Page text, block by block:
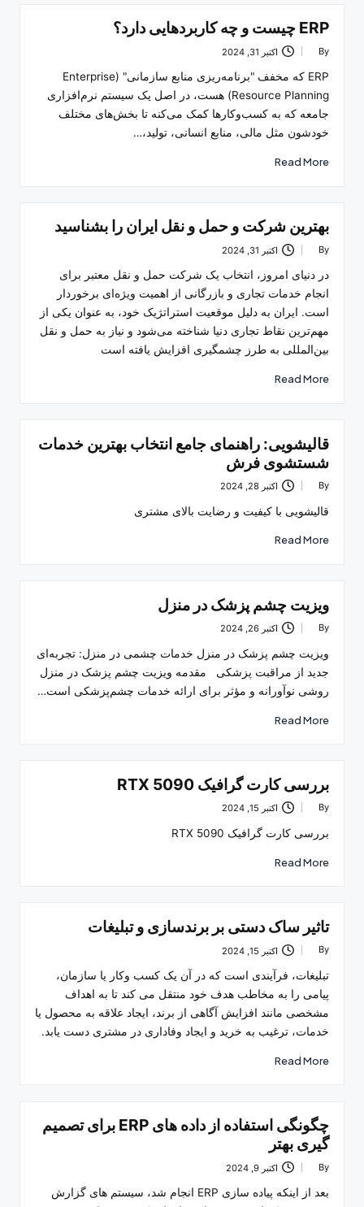
ERP چیست و چه کاربردهایی دارد؟
Posted
By اکتبر 31, 2024
ERP که مخفف "برنامه‌ریزی منابع سازمانی" (Enterprise
Resource Planning) هست، در اصل یک سیستم نرم‌افزاری
جامعه که به کسب‌وکارها کمک می‌کنه تا بخش‌های مختلف
خودشون مثل مالی، منابع انسانی، تولید،…
Read More
بهترین شرکت و حمل و نقل ایران را بشناسید
Posted
By اکتبر 31, 2024
در دنیای امروز، انتخاب یک شرکت حمل و نقل معتبر برای
انجام خدمات تجاری و بازرگانی از اهمیت ویژه‌ای برخوردار
است. ایران به دلیل موقعیت استراتژیک خود، به عنوان یکی از
مهم‌ترین نقاط تجاری دنیا شناخته می‌شود و نیاز به حمل و نقل
بین‌المللی به طرز چشمگیری افزایش یافته است
Read More
قالیشویی: راهنمای جامع انتخاب بهترین خدمات
شستشوی فرش
Posted
By اکتبر 28, 2024
قالیشویی با کیفیت و رضایت بالای مشتری
Read More
ویزیت چشم پزشک در منزل
Posted
By اکتبر 26, 2024
ویزیت چشم پزشک در منزل خدمات چشمی در منزل: تجربه‌ای
جدید از مراقبت پزشکی مقدمه ویزیت چشم پزشک در منزل
روشی نوآورانه و مؤثر برای ارائه خدمات چشم‌پزشکی است…
Read More
بررسی کارت گرافیک RTX 5090
Posted
By اکتبر 15, 2024
بررسی کارت گرافیک RTX 5090
Read More
تاثیر ساک دستی بر برندسازی و تبلیغات
Posted
By اکتبر 15, 2024
تبلیغات، فرآیندی است که در آن یک کسب وکار یا سازمان،
پیامی را به مخاطب هدف خود منتقل می کند تا به اهداف
مشخصی مانند افزایش آگاهی از برند، ایجاد علاقه به محصول یا
خدمات، ترغیب به خرید و ایجاد وفاداری در مشتری دست یابد.
Read More
چگونگی استفاده از داده های ERP برای تصمیم
گیری بهتر
Posted
By اکتبر 9, 2024
بعد از اینکه پیاده سازی ERP انجام شد، سیستم های گزارش